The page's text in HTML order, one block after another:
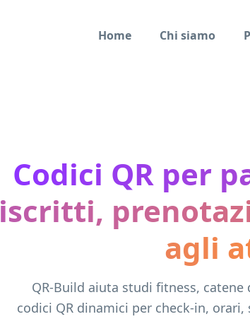
Home
Chi siamo
Codici QR per
iscritti,
agli
QR-Build aiuta studi fitness,
codici QR dinamici per check-in,